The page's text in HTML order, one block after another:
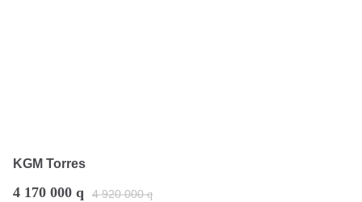
KGM Torres
4 170 000 q 4 920 000 q